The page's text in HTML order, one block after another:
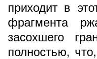
приходит в
фрагмента
засохшего
полностью,